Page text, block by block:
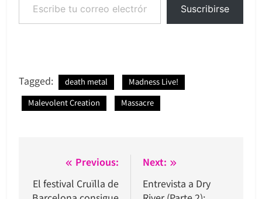
Suscribirse
Tagged: death metal
Madness Live!
Malevolent Creation
Massacre
Navegación
de
Previous:
El festival Cruïlla de
Next:
Entrevista a Dry